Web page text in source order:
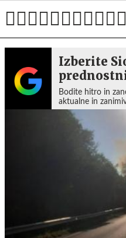
Izberite
Bodite hitro in
aktualne in